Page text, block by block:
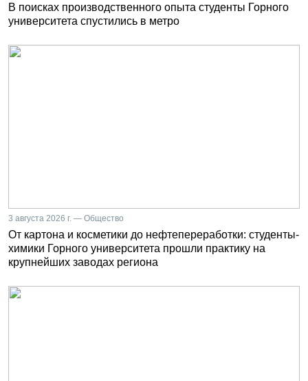
В поисках производственного опыта студенты Горного
университета спустились в метро
3 августа 2026 г. — Общество
От картона и косметики до нефтепереработки: студенты-
химики Горного университета прошли практику на
крупнейших заводах региона